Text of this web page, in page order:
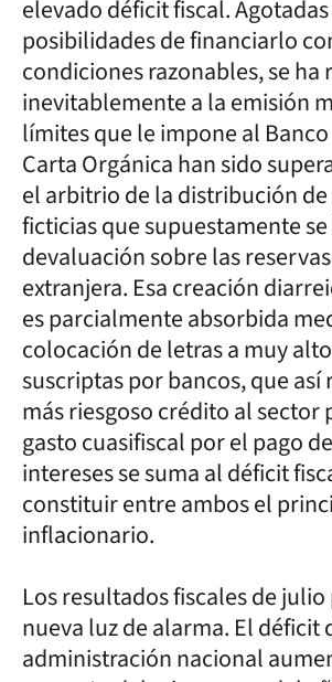
elevado déficit fiscal.
posibilidades de financiarlo
condiciones razonables, se ha
inevitablemente a la emisión
límites que le impone al
Carta Orgánica han sido
el arbitrio de la distribución
ficticias que supuestamente
devaluación sobre las
extranjera. Esa creación
es parcialmente absorbida
colocación de letras a muy
suscriptas por bancos, que así
más riesgoso crédito al sector
gasto cuasifiscal por el pago
intereses se suma al déficit
constituir entre ambos el
inflacionario.
Los resultados fiscales de
nueva luz de alarma. El déficit
administración nacional